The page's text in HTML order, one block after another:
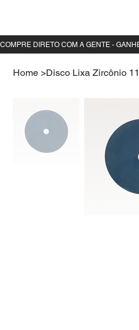
Home >Disco Lixa Zircônio